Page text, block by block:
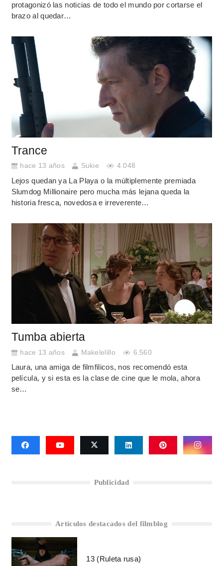
protagonizó las noticias de todo el mundo por cortarse el
brazo al quedar…
Trance
hace 13 años Sukie 4.048
Lejos quedan ya La Playa o la múltiplemente premiada
Slumdog Millionaire pero mucha más lejana queda la
historia fresca, novedosa e irreverente…
Tumba abierta
hace 13 años Makelelillo 6.560
Laura, una amiga de filmfilicos, nos recomendó esta
película, y si esta es la clase de cine que le mola, ahora
se…
Publicidad
Artículos destacados del filmblog
13 (Ruleta rusa)